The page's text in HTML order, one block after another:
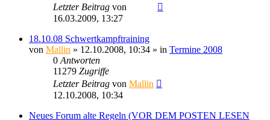
Letzter Beitrag von
16.03.2009, 13:27
18.10.08 Schwertkampftraining
von Mallin » 12.10.2008, 10:34 » in Termine 2008
0 Antworten
11279 Zugriffe
Letzter Beitrag von Mallin
12.10.2008, 10:34
Neues Forum alte Regeln (VOR DEM POSTEN LESEN